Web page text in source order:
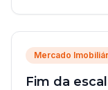
Mercado
Fim da